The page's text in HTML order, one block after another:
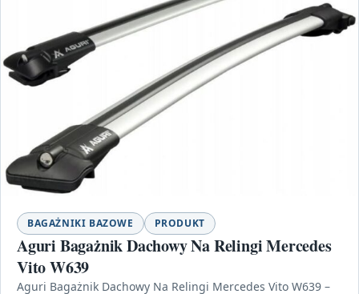
BAGAŻNIKI BAZOWE PRODUKT
Aguri Bagażnik Dachowy Na Relingi Mercedes
Vito W639
Aguri Bagażnik Dachowy Na Relingi Mercedes Vito W639 –